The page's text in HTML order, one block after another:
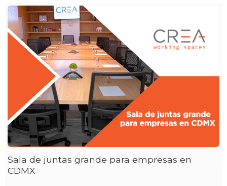
Sala de juntas grande para empresas en
CDMX